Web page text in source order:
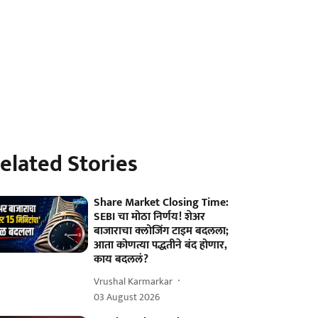
Stories
Share Market Closing Time:
SEBI चा मोठा निर्णय! शेअर
बाजाराचा क्लोजिंग टाइम बदलला;
आता कोणत्या पद्धतीने बंद होणार,
काय बदललं?
Vrushal Karmarkar
03 August 2026